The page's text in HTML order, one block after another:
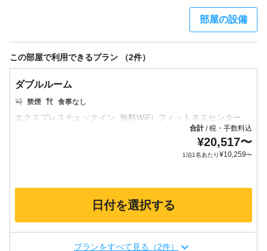
部屋の設備
この部屋で利用できるプラン （2件）
ダブルルーム
禁煙 食事なし
合計/税・手数料込
¥20,517〜
1泊1名あたり¥10,259〜
日付を選択する
プランをすべて見る（2件）